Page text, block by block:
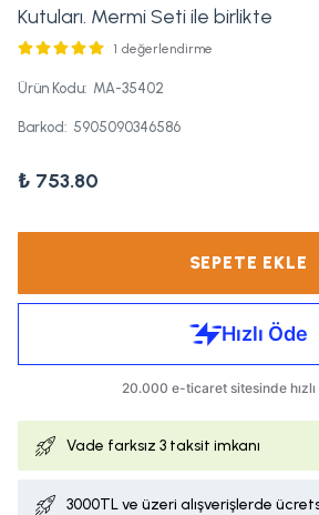
Kutuları. Mermi Seti ile birlikte
1 değerlendirme
Ürün Kodu: MA-35402
Barkod: 5905090346586
₺ 753.80
SEPETE EKLE
Vade farksız 3 taksit imkanı
3000TL ve üzeri alışverişlerde